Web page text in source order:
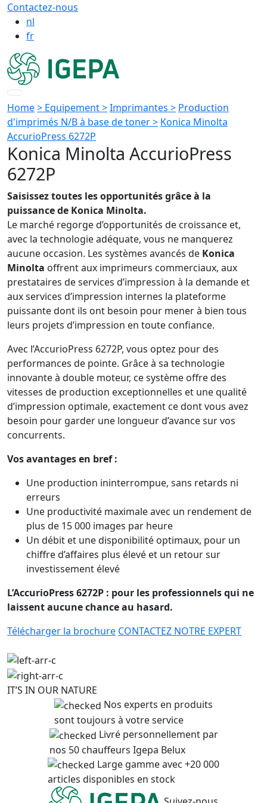
Contactez-nous
nl
fr
Home> Equipement >Imprimantes > Production
d'imprimés N/B à base de toner > Konica Minolta
AccurioPress 6272P
Konica Minolta AccurioPress
6272P
Saisissez toutes les opportunités grâce à la
puissance de Konica Minolta.
Le marché regorge d’opportunités de croissance et,
avec la technologie adéquate, vous ne manquerez
aucune occasion. Les systèmes avancés de Konica
Minolta offrent aux imprimeurs commerciaux, aux
prestataires de services d’impression à la demande et
aux services d’impression internes la plateforme
puissante dont ils ont besoin pour mener à bien tous
leurs projets d’impression en toute confiance.
Avec l’AccurioPress 6272P, vous optez pour des
performances de pointe. Grâce à sa technologie
innovante à double moteur, ce système offre des
vitesses de production exceptionnelles et une qualité
d’impression optimale, exactement ce dont vous avez
besoin pour garder une longueur d’avance sur vos
concurrents.
Vos avantages en bref :
Une production ininterrompue, sans retards ni
erreurs
Une productivité maximale avec un rendement de
plus de 15 000 images par heure
Un débit et une disponibilité optimaux, pour un
chiffre d’affaires plus élevé et un retour sur
investissement élevé
L’AccurioPress 6272P : pour les professionnels qui ne
laissent aucune chance au hasard.
Télécharger la brochure CONTACTEZ NOTRE EXPERT
IT’S IN OUR NATURE
Nos experts en produits
sont toujours à votre service
Livré personnellement par
nos 50 chauffeurs Igepa Belux
Large gamme avec +20 000
articles disponibles en stock